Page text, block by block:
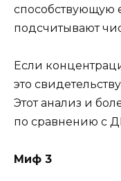
способствующую
подсчитывают
Если
это
Этот анализ и
по сравнению с
Миф 3